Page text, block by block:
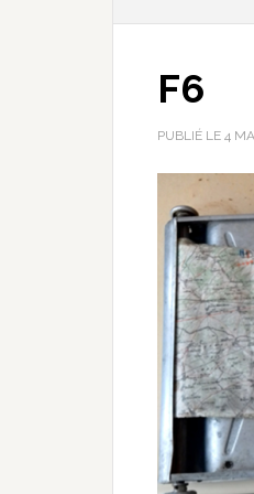
F6
PUBLIÉ LE 4